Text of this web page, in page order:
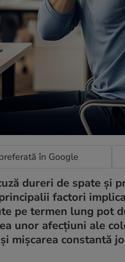
în Google
dureri de spate și
factori
pe termen lung pot
unor afecțiuni ale
mișcarea constantă